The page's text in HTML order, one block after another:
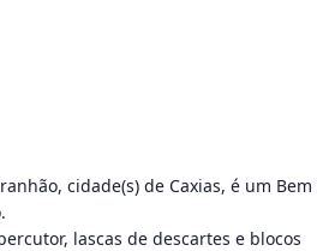
cidade(s) de Caxias, é um
lascas de descartes e blocos